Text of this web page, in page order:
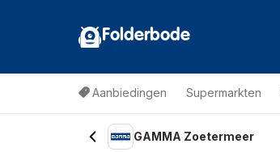
Folderbode
Aanbiedingen Supermarkten
GAMMA Zoetermeer